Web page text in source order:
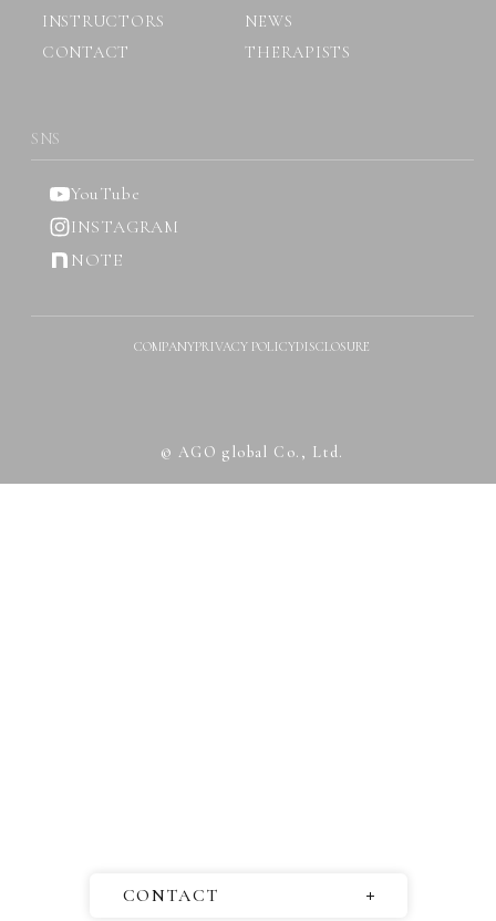
CONTACT
INSTRUCTORS
NEWS
CONTACT
THERAPISTS
SNS
YouTube
INSTAGRAM
NOTE
COMPANYPRIVACY POLICYDISCLOSURE
© AGO global Co., Ltd.